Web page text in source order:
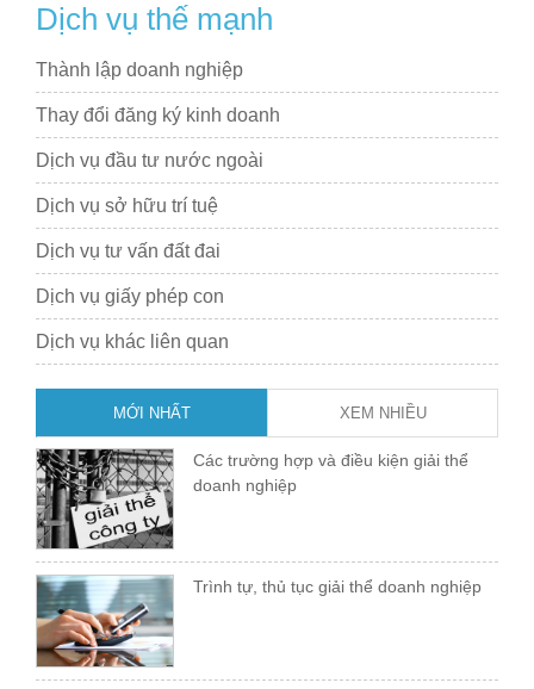
Dịch vụ thế mạnh
Thành lập doanh nghiệp
Thay đổi đăng ký kinh doanh
Dịch vụ đầu tư nước ngoài
Dịch vụ sở hữu trí tuệ
Dịch vụ tư vấn đất đai
Dịch vụ giấy phép con
Dịch vụ khác liên quan
MỚI NHẤT XEM NHIỀU
Các trường hợp và điều kiện giải thể
doanh nghiệp
Trình tự, thủ tục giải thể doanh nghiệp